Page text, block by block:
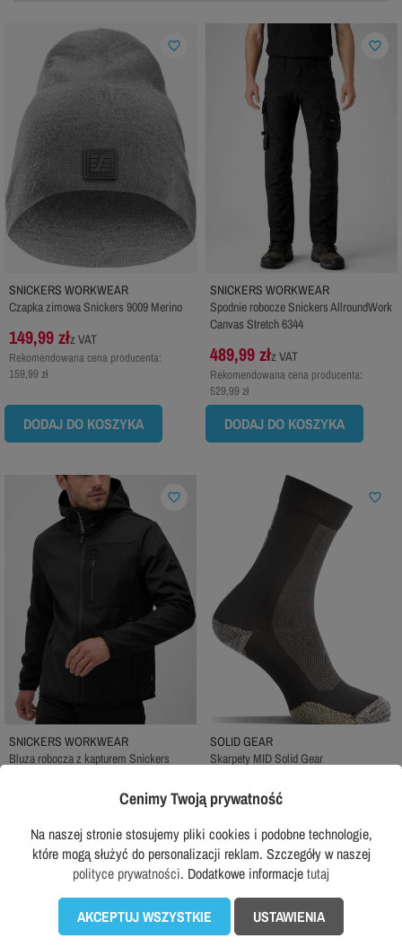
SNICKERS WORKWEAR
Czapka zimowa Snickers 9009 Merino
149,99 złz VAT
Rekomendowana cena producenta:
159,99 zł
DODAJ DO KOSZYKA
favorite_border
SNICKERS WORKWEAR
Spodnie robocze Snickers AllroundWork
Canvas Stretch 6344
489,99 złz VAT
Rekomendowana cena producenta:
529,99 zł
DODAJ DO KOSZYKA
favorite_border
SNICKERS WORKWEAR
Bluza robocza z kapturem Snickers
Rekomendowana cena producenta:
589,99 zł
DODAJ DO KOSZYKA
favorite_border
SOLID GEAR
Skarpety MID Solid Gear
49,99 zł z VAT
DODAJ DO KOSZYKA
favorite_border
Cenimy Twoją prywatność
Na naszej stronie stosujemy pliki cookies i podobne technologie,
które mogą służyć do personalizacji reklam. Szczegóły w naszej
polityce prywatności. Dodatkowe informacjetutaj
AKCEPTUJ WSZYSTKIE USTAWIENIA